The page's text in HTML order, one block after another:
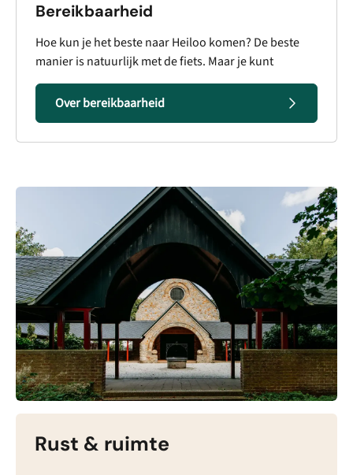
Bereikbaarheid
Hoe kun je het beste naar Heiloo komen? De beste
manier is natuurlijk met de fiets. Maar je kunt
Over bereikbaarheid
Rust & ruimte